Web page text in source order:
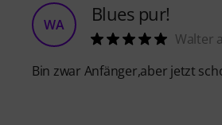
WA Blues pur!
Walter
Bin zwar Anfänger,aber jetzt